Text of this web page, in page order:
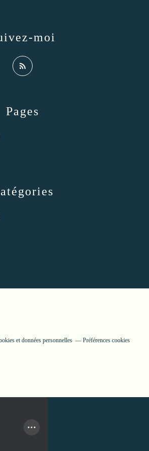
Pages
moi
et données personnelles Préférences cookies